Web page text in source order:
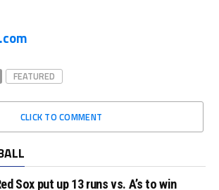
FEATURED
CLICK TO COMMENT
Sox put up 13 runs vs. A’s to win